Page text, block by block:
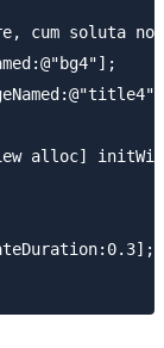
cum soluta
alloc]